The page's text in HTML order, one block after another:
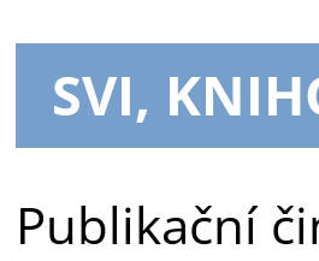
SVI,
Publikační